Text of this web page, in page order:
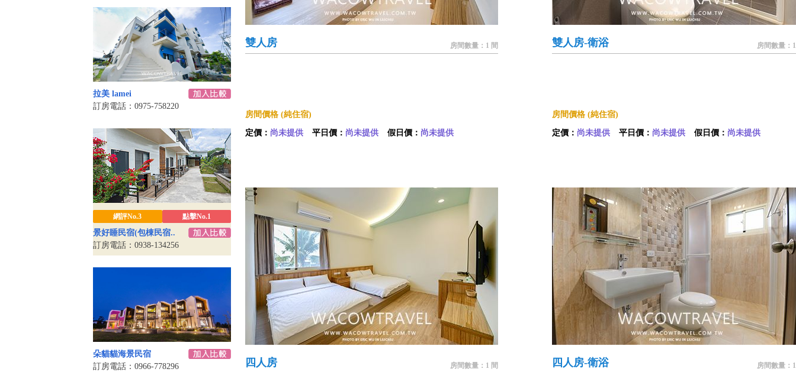
拉美 lamei
訂房電話：0975-758220
網評No.3 點擊No.1
景好睡民宿(包棟民宿..
訂房電話：0938-134256
朵貓貓海景民宿
訂房電話：0966-778296
雙人房 房間數量：1 間
房間價格 (純住宿)
定價： 尚未提供 平日價： 尚未提供 假日價： 尚未提供
雙人房-衛浴 房間數量：
房間價格 (純住宿)
定價： 尚未提供 平日價： 尚未提供 假日價： 尚未提供
四人房 房間數量：1 間 四人房-衛浴 房間數量：